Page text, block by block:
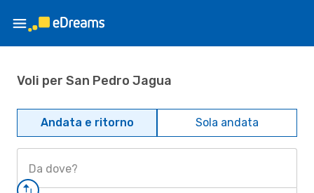
Voli per San Pedro Jagua
Andata e ritorno Sola andata
Da dove?